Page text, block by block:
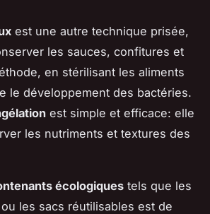
est une autre technique prisée,
les sauces, confitures et
en stérilisant les aliments
le développement des bactéries.
est simple et efficace: elle
les nutriments et textures des
écologiques tels que les
les sacs réutilisables est de